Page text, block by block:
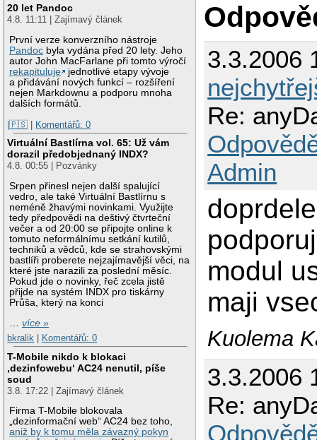
20 let Pandoc
4.8. 11:11 | Zajímavý článek
První verze konverzního nástroje
Pandoc byla vydána před 20 lety. Jeho
autor John MacFarlane při tomto výročí
rekapituluje
jednotlivé etapy vývoje
a přidávání nových funkcí – rozšíření
nejen Markdownu a podporu mnoha
dalších formátů.
|🇵🇸 | Komentářů: 0
Virtuální Bastlírna vol. 65: Už vám
dorazil předobjednaný INDX?
4.8. 00:55 | Pozvánky
Srpen přinesl nejen další spalující
vedro, ale také Virtuální Bastlírnu s
neméně žhavými novinkami. Využijte
tedy předpovědi na deštivý čtvrteční
večer a od 20:00 se připojte online k
tomuto neformálnímu setkání kutilů,
techniků a vědců, kde se strahovskými
bastlíři proberete nejzajímavější věci, na
které jste narazili za poslední měsíc.
Pokud jde o novinky, řeč zcela jistě
přijde na systém INDX pro tiskárny
Průša, který na konci
…více »
bkralik
Komentářů: 0
T-Mobile nikdo k blokaci
‚dezinfowebu‘ AC24 nenutil, píše
soud
3.8. 17:22 | Zajímavý článek
Firma T-Mobile blokovala
„dezinformační web“ AC24 bez toho,
aniž by k tomu měla závazný pokyn
3.3.2006
Re:
Admin
modul
maji
Kuolema
3.3.2006
Re: